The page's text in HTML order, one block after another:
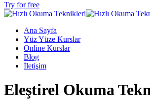
Try for free
Ana Sayfa
Yüz Yüze Kurslar
Online Kurslar
Blog
İletişim
Eleştirel Okuma